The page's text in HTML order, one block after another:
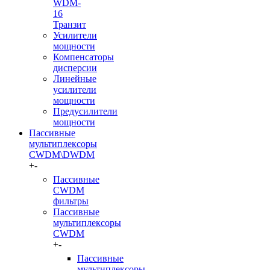
WDM-
16
Транзит
Усилители
мощности
Компенсаторы
дисперсии
Линейные
усилители
мощности
Предусилители
мощности
Пассивные
мультиплексоры
CWDM\DWDM
+-
Пассивные
CWDM
фильтры
Пассивные
мультиплексоры
CWDM
+-
Пассивные